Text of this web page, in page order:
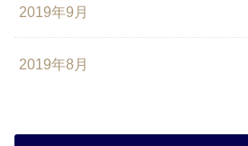
2019年9月
2019年8月